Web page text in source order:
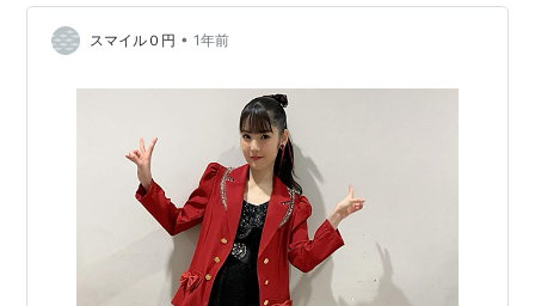
事ではなるべく分かりやすくセットアップ手順を解説し
ていきます。 ↓Windowsの方はこちら↓ codelife.cafe
スマイル０円 • 1年前